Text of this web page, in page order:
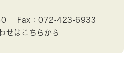
Fax：072-423-6933
せはこちらから